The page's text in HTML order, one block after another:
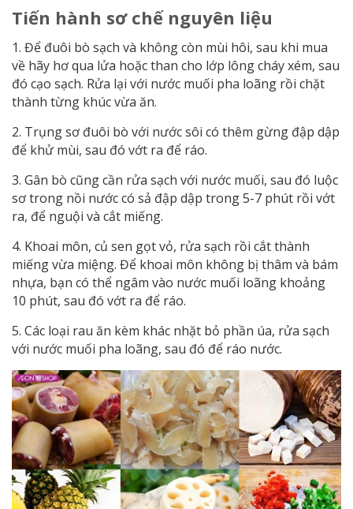
Tiến hành sơ chế nguyên liệu
1. Để đuôi bò sạch và không còn mùi hôi, sau khi mua
về hãy hơ qua lửa hoặc than cho lớp lông cháy xém, sau
đó cạo sạch. Rửa lại với nước muối pha loãng rồi chặt
thành từng khúc vừa ăn.
2. Trụng sơ đuôi bò với nước sôi có thêm gừng đập dập
để khử mùi, sau đó vớt ra để ráo.
3. Gân bò cũng cần rửa sạch với nước muối, sau đó luộc
sơ trong nồi nước có sả đập dập trong 5-7 phút rồi vớt
ra, để nguội và cắt miếng.
4. Khoai môn, củ sen gọt vỏ, rửa sạch rồi cắt thành
miếng vừa miệng. Để khoai môn không bị thâm và bám
nhựa, bạn có thể ngâm vào nước muối loãng khoảng
10 phút, sau đó vớt ra để ráo.
5. Các loại rau ăn kèm khác nhặt bỏ phần úa, rửa sạch
với nước muối pha loãng, sau đó để ráo nước.